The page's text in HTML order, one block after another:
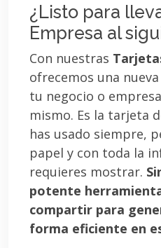
¿Listo para
Empresa al
Con nuestras
ofrecemos una
tu negocio o
mismo. Es la tarjeta
has usado siempre,
papel y con toda la
requieres mostrar.
potente
compartir para
forma eficiente en